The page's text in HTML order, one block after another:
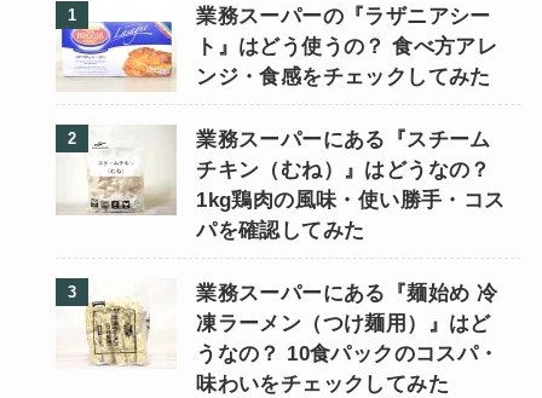
業務スーパーの『ラザニアシー
ト』はどう使うの？ 食べ方アレ
ンジ・食感をチェックしてみた
業務スーパーにある『スチーム
チキン（むね）』はどうなの？
1kg鶏肉の風味・使い勝手・コス
パを確認してみた
業務スーパーにある『麺始め 冷
凍ラーメン（つけ麺用）』はど
うなの？ 10食パックのコスパ・
味わいをチェックしてみた